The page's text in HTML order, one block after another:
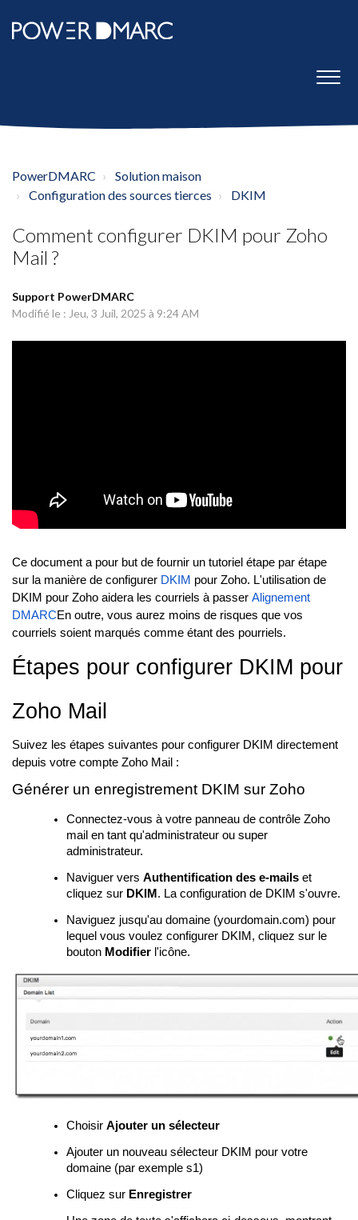
PowerDMARC
Solution maison
Configuration des sources tierces
DKIM
Comment configurer DKIM pour Zoho
Mail ?
Support PowerDMARC
Modifié le : Jeu, 3 Juil, 2025 à 9:24 AM
Ce document a pour but de fournir un tutoriel étape par étape
sur la manière de configurer DKIM pour Zoho. L'utilisation de
DKIM pour Zoho aidera les courriels à passer Alignement
DMARCEn outre, vous aurez moins de risques que vos
courriels soient marqués comme étant des pourriels.
Étapes pour configurer DKIM pour
Zoho Mail
Suivez les étapes suivantes pour configurer DKIM directement
depuis votre compte Zoho Mail :
Générer un enregistrement DKIM sur Zoho
Connectez-vous à votre panneau de contrôle Zoho
mail en tant qu'administrateur ou super
administrateur.
Naviguer vers Authentification des e-mails et
cliquez sur DKIM . La configuration de DKIM s'ouvre.
Naviguez jusqu'au domaine (yourdomain.com) pour
lequel vous voulez configurer DKIM, cliquez sur le
bouton Modifier l'icône.
Choisir Ajouter un sélecteur
Ajouter un nouveau sélecteur DKIM pour votre
domaine (par exemple s1)
Cliquez sur Enregistrer